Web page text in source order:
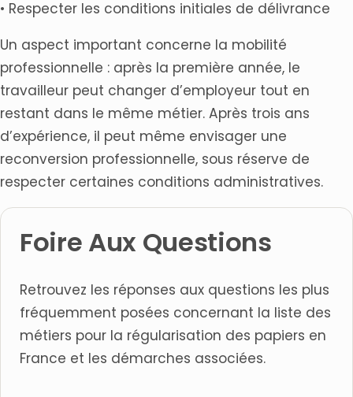
• Respecter les conditions initiales de délivrance
Un aspect important concerne la mobilité
professionnelle : après la première année, le
travailleur peut changer d’employeur tout en
restant dans le même métier. Après trois ans
d’expérience, il peut même envisager une
reconversion professionnelle, sous réserve de
respecter certaines conditions administratives.
Foire Aux Questions
Retrouvez les réponses aux questions les plus
fréquemment posées concernant la liste des
métiers pour la régularisation des papiers en
France et les démarches associées.